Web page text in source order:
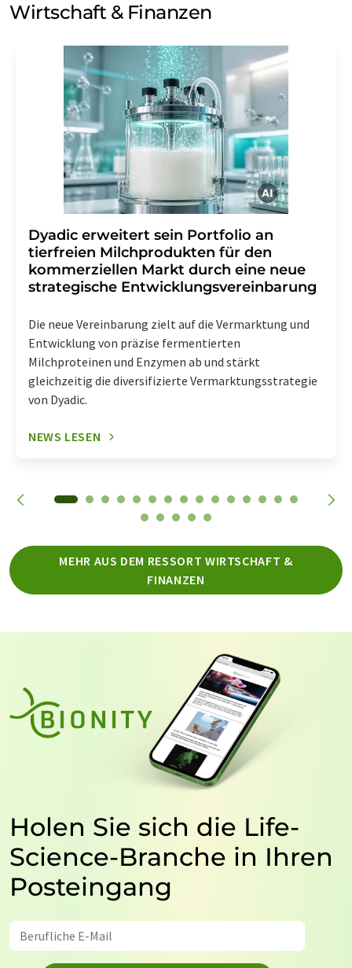
Wirtschaft & Finanzen
Dyadic erweitert sein Portfolio an
tierfreien Milchprodukten für den
kommerziellen Markt durch eine neue
strategische Entwicklungsvereinbarung
Die neue Vereinbarung zielt auf die Vermarktung und
Entwicklung von präzise fermentierten
Milchproteinen und Enzymen ab und stärkt
gleichzeitig die diversifizierte Vermarktungsstrategie
von Dyadic.
NEWS LESEN
MEHR AUS DEM RESSORT WIRTSCHAFT &
FINANZEN
Holen Sie sich die Life-
Science-Branche in Ihren
Posteingang